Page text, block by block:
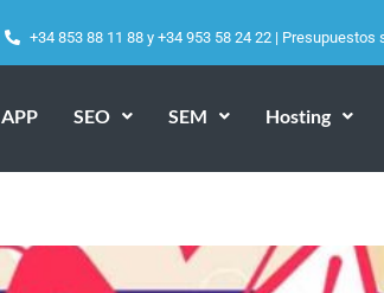
+34 853 88 11 88y +34 953 58 24 22| Presupuestos
APP SEO SEM Hosting